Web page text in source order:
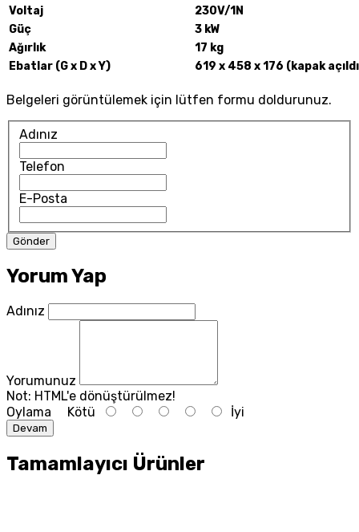
Voltaj
230V/1N
Güç
3 kW
Ağırlık
17 kg
Ebatlar (G x D x Y)
619 x 458 x 176 (kapak
Belgeleri görüntülemek için lütfen formu doldurunuz.
Adınız
Telefon
E-Posta
Yorum Yap
Adınız
Yorumunuz
Not: HTML'e dönüştürülmez!
Oylama Kötü İyi
Devam
Tamamlayıcı Ürünler